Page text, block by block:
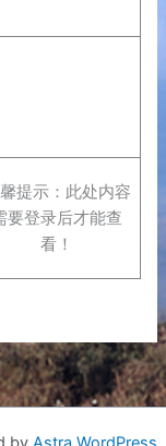
提示：此处内容
要登录后才能查
看！